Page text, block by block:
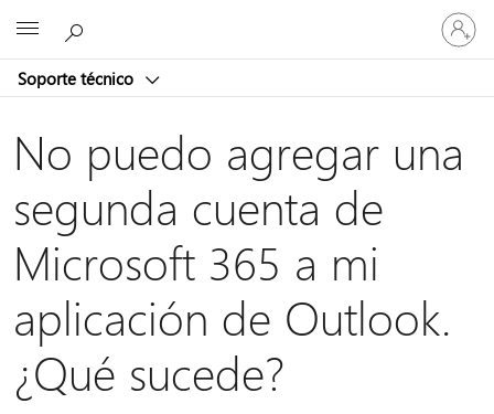
Soporte técnico
Iniciar
sesión
en
cuenta
No puedo agregar una
segunda cuenta de
Microsoft 365 a mi
aplicación de Outlook.
¿Qué sucede?